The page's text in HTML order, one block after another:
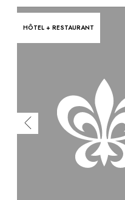
HÔTEL + RESTAURANT